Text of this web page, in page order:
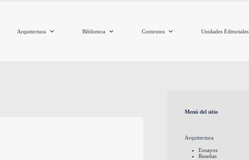
Arquitectura Biblioteca Contextos Unidades Editoriales
Menú del sitio
Arquitectura
Ensayos
Reseñas